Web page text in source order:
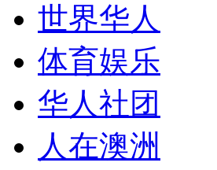
世界华人
体育娱乐
华人社团
人在澳洲